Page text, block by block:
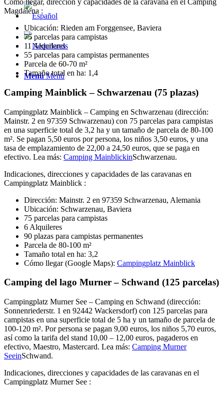
Menú Menú
Cómo llegar, dirección y capacidades de la caravana en el Camping
Magdalena :
Ubicación: Rieden am Forggensee, Baviera
75 parcelas para campistas
11 Alquileres
55 parcelas para campistas permanentes
Parcela de 60-70 m²
Tamaño total en ha: 1,4
Camping Mainblick – Schwarzenau (75 plazas)
Campingplatz Mainblick – Camping en Schwarzenau (dirección:
Mainstr. 2 en 97359 Schwarzenau) con 75 parcelas para campistas
en una superficie total de 3,2 ha y un tamaño de parcela de 80-100
m². Se pagan 5,50 euros por persona, los niños 3,50 euros, y una
tasa de emplazamiento de 22,00 a 24,50 euros, que se paga en
efectivo. Lea más: Camping MainblickinSchwarzenau.
Indicaciones, direcciones y capacidades de las caravanas en
Campingplatz Mainblick :
Dirección: Mainstr. 2 en 97359 Schwarzenau, Alemania
Ubicación: Schwarzenau, Baviera
75 parcelas para campistas
6 Alquileres
90 plazas para campistas permanentes
Parcela de 80-100 m²
Tamaño total en ha: 3,2
Cómo llegar (Google Maps): Campingplatz Mainblick
Camping del lago Murner – Schwand (125 parcelas)
Campingplatz Murner See – Camping en Schwand (dirección:
Sonnenriederstr. 1 en 92442 Wackersdorf) con 125 parcelas para
campistas en una superficie total de 5 ha y un tamaño de parcela de
100-120 m². Por persona se pagan 9,00 euros, los niños 5,70 euros,
así como la tarifa del stand 10,00 – 12,00 euros, pagaderos en
efectivo, Maestro, Mastercard. Lea más: Camping Murner
SeeinSchwand.
Indicaciones, direcciones y capacidades de las caravanas en el
Campingplatz Murner See :